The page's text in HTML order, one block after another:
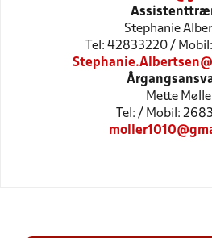
Stephanie
Tel: 42833220 /
Mette
Tel: / Mobil: